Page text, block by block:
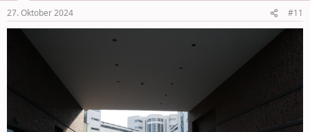
n
s
:
27. Oktober 2024 #11